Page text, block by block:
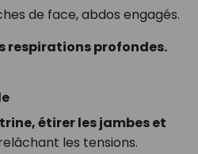
de face, abdos engagés.
respirations profondes.
étirer les jambes et
les tensions.